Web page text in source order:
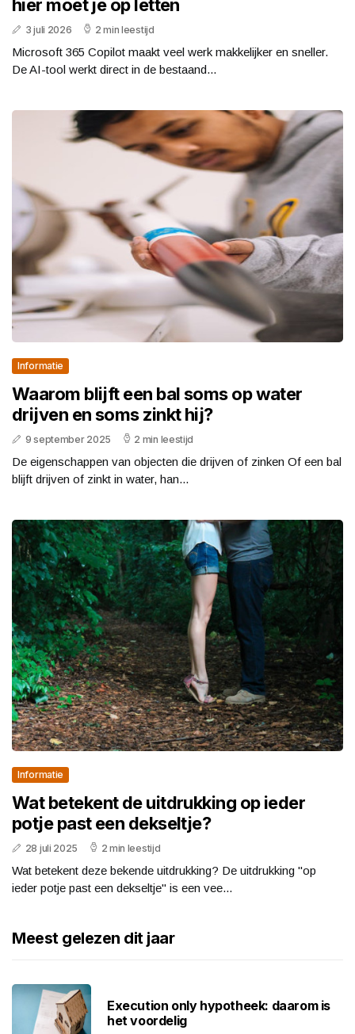
hier moet je op letten
3 juli 2026 2 min leestijd
Microsoft 365 Copilot maakt veel werk makkelijker en sneller.
De AI-tool werkt direct in de bestaand...
Informatie
Waarom blijft een bal soms op water
drijven en soms zinkt hij?
9 september 2025 2 min leestijd
De eigenschappen van objecten die drijven of zinken Of een bal
blijft drijven of zinkt in water, han...
Informatie
Wat betekent de uitdrukking op ieder
potje past een dekseltje?
28 juli 2025 2 min leestijd
Wat betekent deze bekende uitdrukking? De uitdrukking "op
ieder potje past een dekseltje" is een vee...
Meest gelezen dit jaar
Execution only hypotheek: daarom is
het voordelig